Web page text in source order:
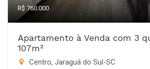
R$ 760.000
Apartamento à Venda com 3
107m²
Centro, Jaraguá do Sul-SC